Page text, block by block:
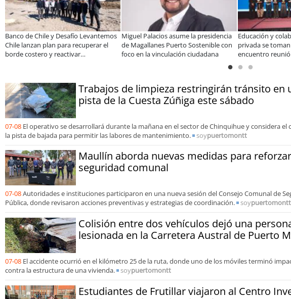
Palacios asume la presidencia
Puerto Sostenible con
la vinculación ciudadana
Educación y colaboración público-
privada se toman La Araucanía:
encuentro reunió a líderes para
Claves para comprar
electrodomésticos
Sale
Trabajos de limpieza restringirán tránsito en
pista de la Cuesta Zúñiga este sábado
07-08 El operativo se desarrollará durante la mañana en el sector de Chinquihue y considera el
la pista de bajada para permitir las labores de mantenimiento.
soypuertomontt
Maullín aborda nuevas medidas para
seguridad comunal
07-08Autoridades e instituciones participaron en una nueva sesión del Consejo Comunal de
Pública, donde revisaron acciones preventivas y estrategias de coordinación.
soypuertomontt
Colisión entre dos vehículos dejó una
lesionada en la Carretera Austral de Puerto
07-08 El accidente ocurrió en el kilómetro 25 de la ruta, donde uno de los móviles terminó
contra la estructura de una vivienda.
soypuertomontt
Estudiantes de Frutillar viajaron al Centro